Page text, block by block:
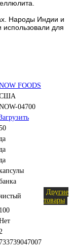
Народы Индии и
использовали для
FOODS
04700
да
да
да
Другие
товары
100
2
733739047007